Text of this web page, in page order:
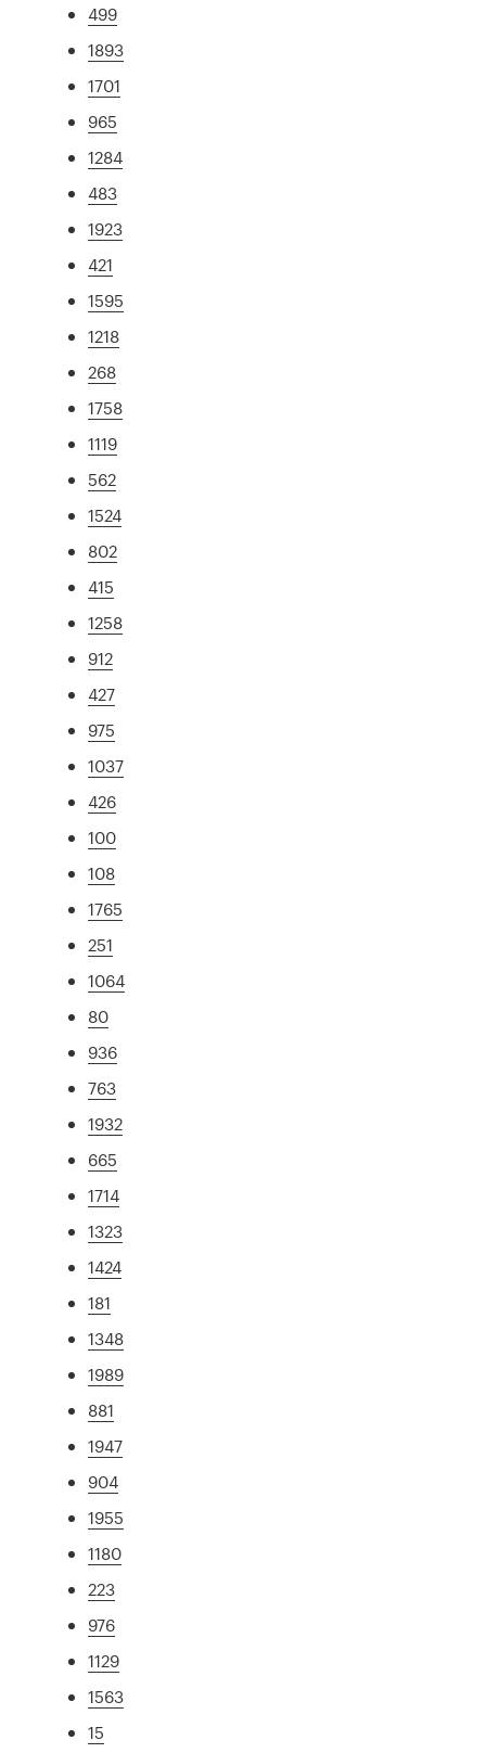
499
1893
1701
965
1284
483
1923
421
1595
1218
268
1758
1119
562
1524
802
415
1258
912
427
975
1037
426
100
108
1765
251
1064
80
936
763
1932
665
1714
1323
1424
181
1348
1989
881
1947
904
1955
1180
223
976
1129
1563
15